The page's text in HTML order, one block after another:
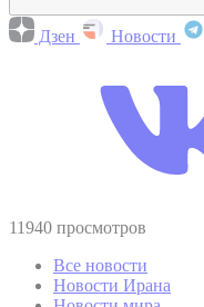
Дзен Новости
11940 просмотров
Все новости
Новости Ирана